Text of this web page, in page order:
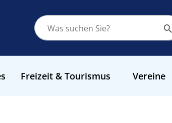
Freizeit & Tourismus Vereine